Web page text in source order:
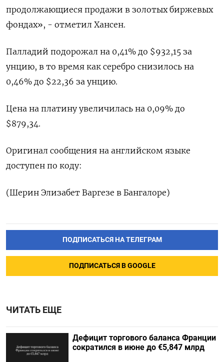
продолжающиеся продажи в золотых биржевых
фондах», - отметил Хансен.
Палладий подорожал на 0,41% до $932,15​​ за
унцию, в то время как серебро снизилось на
0,46% до $22,36​ за унцию.
Цена на платину увеличилась на 0,09% до
$879,34.
Оригинал сообщения на английском языке
доступен по коду:
(Шерин Элизабет Варгезе в Бангалоре)
ПОДПИСАТЬСЯ НА ТЕЛЕГРАМ
ПОДПИСАТЬСЯ В GOOGLE
ЧИТАТЬ ЕЩЕ
Дефицит торгового баланса Франции
сократился в июне до €5,847 млрд